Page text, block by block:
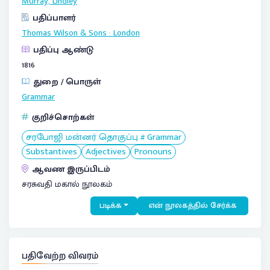
பதிப்பாளர்
Thomas Wilson & Sons:London
பதிப்பு ஆண்டு
1816
துறை / பொருள்
Grammar
குறிச்சொற்கள்
சரபோஜி மன்னர் தொகுப்பு # Grammar
Substantives Adjectives Pronouns
ஆவண இருப்பிடம்
சரசுவதி மகால் நூலகம்
படிக்க என் நூலகத்தில் சேர்க்க
பதிவேற்ற விவரம்